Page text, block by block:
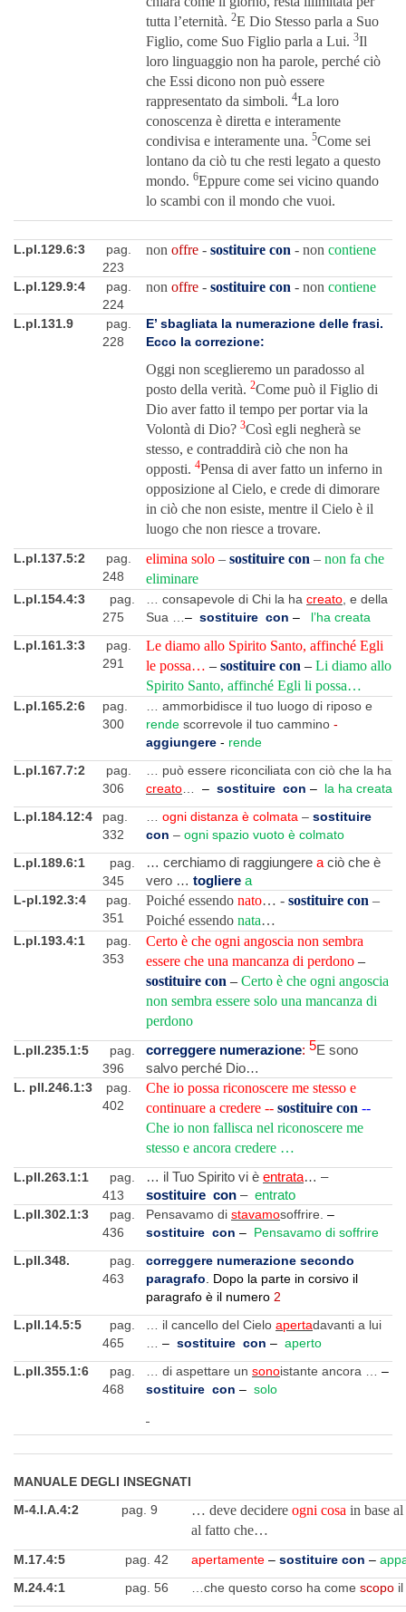
tutta l’eternità. 2E Dio Stesso parla a Suo
Figlio, come Suo Figlio parla a Lui. 3Il
loro linguaggio non ha parole, perché ciò
che Essi dicono non può essere
rappresentato da simboli. 4La loro
conoscenza è diretta e interamente
condivisa e interamente una. 5Come sei
lontano da ciò tu che resti legato a questo
mondo. 6Eppure come sei vicino quando
lo scambi con il mondo che vuoi.
L.pI.129.6:3
pag.
223
non offre - sostituire con - non contiene
L.pI.129.9:4
pag.
224
non offre - sostituire con - non contiene
L.pI.131.9
pag.
228
E’ sbagliata la numerazione delle frasi.
Ecco la correzione:
Oggi non sceglieremo un paradosso al
posto della verità. 2Come può il Figlio di
Dio aver fatto il tempo per portar via la
Volontà di Dio? 3Così egli negherà se
stesso, e contraddirà ciò che non ha
opposti. 4Pensa di aver fatto un inferno in
opposizione al Cielo, e crede di dimorare
in ciò che non esiste, mentre il Cielo è il
luogo che non riesce a trovare.
L.pI.137.5:2
pag.
248
elimina solo – sostituire con – non fa che
eliminare
L.pI.154.4:3
pag.
275
… consapevole di Chi la ha creato , e della
Sua … – sostituire con –
l’ha creata
L.pI.161.3:3
pag.
291
Le diamo allo Spirito Santo, affinché Egli
le possa… – sostituire con – Li diamo allo
Spirito Santo, affinché Egli li possa…
L.pI.165.2:6
pag.
300
… ammorbidisce il tuo luogo di riposo e
rende scorrevole il tuo cammino -
aggiungere - rende
L.pI.167.7:2
pag.
306
… può essere riconciliata con ciò che la ha
creato
– sostituire con – la ha creata
L.pI.184.12:4
pag.
332
ogni distanza è colmata – sostituire
con – ogni spazio vuoto è colmato
L.pI.189.6:1
pag.
345
… cerchiamo di raggiungere a ciò che è
vero … togliere a
L-pI.192.3:4
pag.
351
Poiché essendo nato… - sostituire con –
Poiché essendo nata…
L.pI.193.4:1
pag.
353
Certo è che ogni angoscia non sembra
essere che una mancanza di perdono –
sostituire con – Certo è che ogni angoscia
non sembra essere solo una mancanza di
perdono
L.pII.235.1:5
pag.
396
correggere numerazione: 5E sono
salvo perché Dio…
L. pII.246.1:3
pag.
402
Che io possa riconoscere me stesso e
continuare a credere -- sostituire con --
Che io non fallisca nel riconoscere me
stesso e ancora credere …
L.pII.263.1:1
pag.
413
… il Tuo Spirito vi è entrata… –
sostituire con – entrato
L.pII.302.1:3
pag.
436
Pensavamo di stavamosoffrire. –
sostituire con – Pensavamo di soffrire
L.pII.348.
pag.
463
correggere numerazione secondo
paragrafo . Dopo la parte in corsivo il
paragrafo è il numero 2
L.pII.14.5:5
pag.
465
… il cancello del Cielo apertadavanti a lui
– sostituire con – aperto
L.pII.355.1:6
pag.
468
… di aspettare un sonoistante ancora … –
sostituire con – solo
MANUALE DEGLI INSEGNATI
M-4.I.A.4:2
pag. 9 … deve decidere ogni cosa in base
al fatto che…
M.17.4:5 pag. 42 apertamente – sostituire con –
M.24.4:1
pag. 56 …che questo corso ha come scopo